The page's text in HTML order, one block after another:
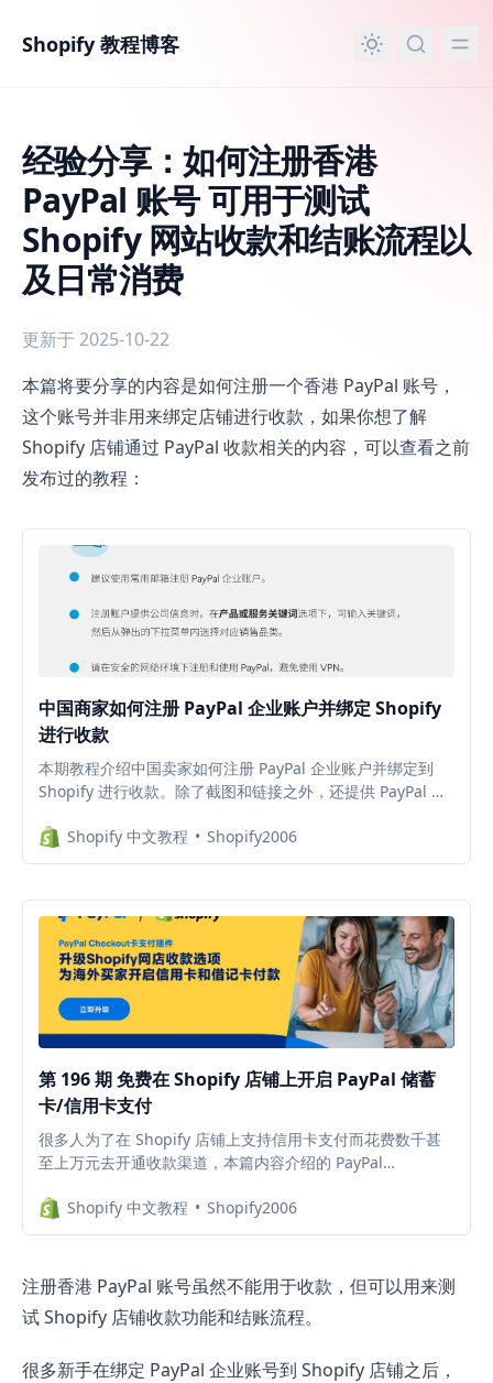
Shopify 教程博客
经验分享：如何注册香港
PayPal 账号 可用于测试
Shopify 网站收款和结账流程以
及日常消费
更新于 2025-10-22
经验分享：如何注册香港 PayPal 账号 可用于测试 Shopify
本篇将要分享的内容是如何注册一个香港 PayPal 账号，
这个账号并非用来绑定店铺进行收款，如果你想了解
Shopify 店铺通过 PayPal 收款相关的内容，可以查看之前
发布过的教程：
中国商家如何注册 PayPal 企业账户并绑定 Shopify
进行收款
本期教程介绍中国卖家如何注册 PayPal 企业账户并绑定到
Shopify 进行收款。除了截图和链接之外，还提供 PayPal 官
Shopify 中文教程
Shopify2006
第 196 期 免费在 Shopify 店铺上开启 PayPal 储蓄
卡/信用卡支付
很多人为了在 Shopify 店铺上支持信用卡支付而花费数千甚
至上万元去开通收款渠道，本篇内容介绍的 PayPal
项，为海外买家开启信用卡和借记卡付款。提高店铺订单转化
率，且无需为了支持信用卡收款而付费开通其他收款渠道。
Shopify 中文教程 Shopify2006
注册香港 PayPal 账号虽然不能用于收款，但可以用来测
试 Shopify 店铺收款功能和结账流程。
很多新手在绑定 PayPal 企业账号到 Shopify 店铺之后，